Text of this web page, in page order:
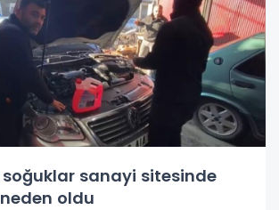
sanayi sitesinde
oldu